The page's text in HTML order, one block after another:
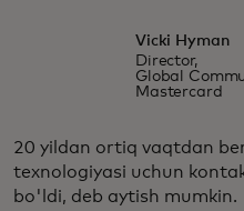
Vicki Hyman
Director,
Global
Mastercard
20 yildan ortiq vaqtdan
texnologiyasi uchun
bo'ldi, deb aytish mumkin.